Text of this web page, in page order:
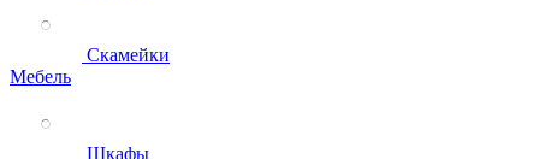
Скамейки
Мебель
Шкафы